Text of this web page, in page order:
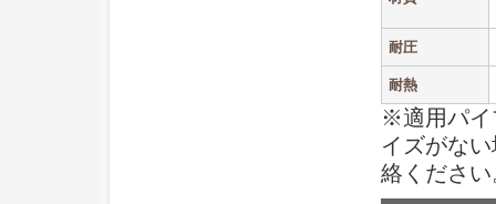
耐圧
耐熱
※適用パイ
イズがな
絡ください